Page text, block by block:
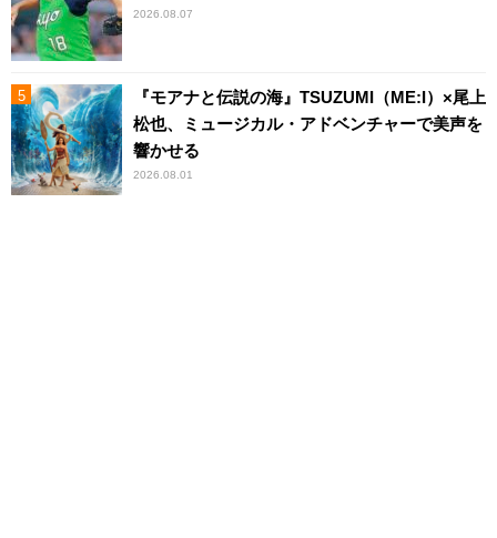
2026.08.07
『モアナと伝説の海』TSUZUMI（ME:I）×尾上
松也、ミュージカル・アドベンチャーで美声を
響かせる
2026.08.01